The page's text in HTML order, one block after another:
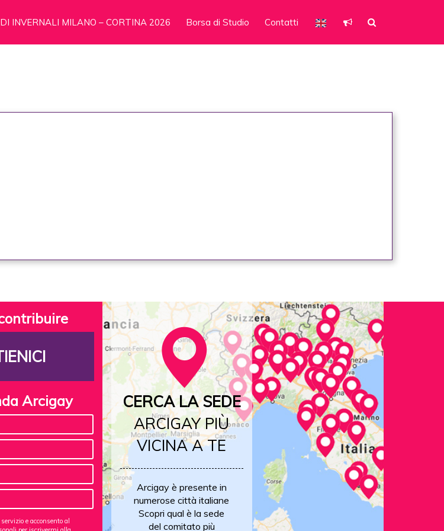
INVERNALI MILANO – CORTINA 2026 Borsa di Studio Contatti
Arcigay
e acconsento al
CERCA LA SEDE
ARCIGAY PIÙ
VICINA A TE
Arcigay è presente in
numerose città italiane
Scopri qual è la sede
del comitato più